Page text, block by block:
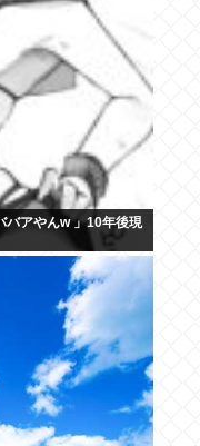
バアやんw 」10年後現